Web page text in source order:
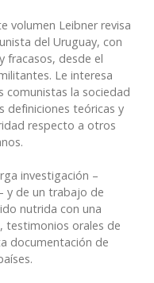
volumen Leibner revisa
del Uruguay, con
fracasos, desde el
Le interesa
comunistas la sociedad
definiciones teóricas y
respecto a otros
investigación –
y de un trabajo de
nutrida con una
testimonios orales de
documentación de